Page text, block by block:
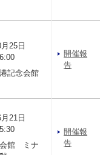
25日
記念会館
開催報
告
21日
館 ミナ
開催報
告